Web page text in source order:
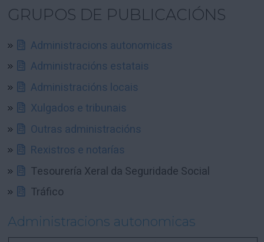
GRUPOS DE PUBLICACIÓNS
Administracions autonomicas
Administracións estatais
Administracións locais
Xulgados e tribunais
Outras administracións
Rexistros e notarías
Tesourería Xeral da Seguridade Social
Tráfico
Administracions autonomicas